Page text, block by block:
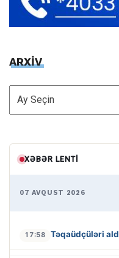
ARXİV
ARXİV
XƏBƏR LENTI
07 AVQUST 2026
17:58 Təqaüdçüləri